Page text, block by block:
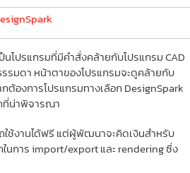
นโปรแกรมที่มีคำสั่งคล้ายกับโปรแกรม CAD
รมดา หน้าตาของโปรแกรมจะดูคล้ายกับ
ต้องการโปรแกรมทางเลือก DesignSpark
ที่น่าพิจารณา
ใช้งานได้ฟรี แต่ผู้พัฒนาจะคิดเงินสำหรับ
นการ import/export และ rendering ซึ่ง